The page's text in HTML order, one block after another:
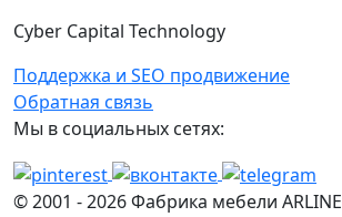
Cyber Capital Technology
Поддержка и SEO продвижение
Обратная связь
Мы в социальных сетях:
© 2001 -2026Фабрика мебели ARLINE